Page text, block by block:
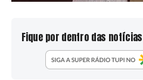
Fique por dentro das